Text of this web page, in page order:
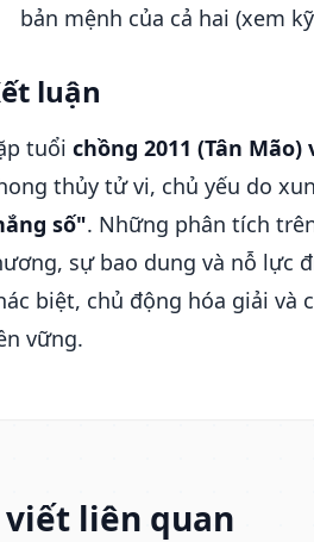
bản mệnh của cả hai (xem
luận
tuổi chồng 2011 (Tân
thủy tử vi, chủ yếu do
số". Những phân tích
sự bao dung và nỗ lực
biệt, chủ động hóa giải và
vững.
viết liên quan